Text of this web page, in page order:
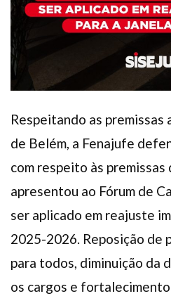
Respeitando as premissas
de Belém, a Fenajufe
com respeito às premissas
apresentou ao Fórum de
ser aplicado em reajuste
2025-2026. Reposição de
para todos, diminuição da
os cargos e